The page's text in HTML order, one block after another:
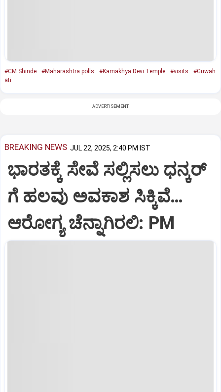
#CM Shinde #Maharashtra polls #Kamakhya Devi Temple #visits
#Guwah
ati
ADVERTISEMENT
BREAKING NEWS JUL 22, 2025, 2:40 PM IST
ಭಾರತಕ್ಕೆ ಸೇವೆ ಸಲ್ಲಿಸಲು ಧನ್ಕರ್‌
ಗೆ ಹಲವು ಅವಕಾಶ ಸಿಕ್ಕಿವೆ…
ಆರೋಗ್ಯ ಚೆನ್ನಾಗಿರಲಿ: PM